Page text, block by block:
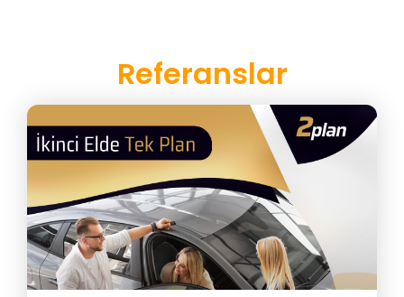
Referanslar